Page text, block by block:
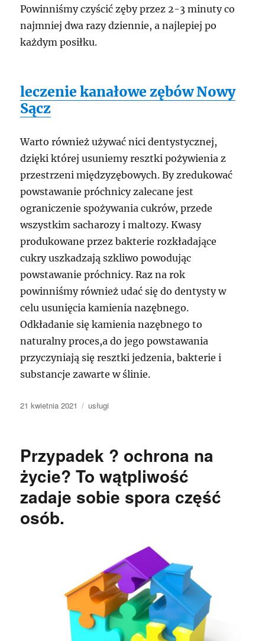
Powinniśmy czyścić zęby przez 2-3 minuty co
najmniej dwa razy dziennie, a najlepiej po
każdym posiłku.
leczenie kanałowe zębów Nowy
Sącz
Warto również używać nici dentystycznej,
dzięki której usuniemy resztki pożywienia z
przestrzeni międzyzębowych. By zredukować
powstawanie próchnicy zalecane jest
ograniczenie spożywania cukrów, przede
wszystkim sacharozy i maltozy. Kwasy
produkowane przez bakterie rozkładające
cukry uszkadzają szkliwo powodując
powstawanie próchnicy. Raz na rok
powinniśmy również udać się do dentysty w
celu usunięcia kamienia nazębnego.
Odkładanie się kamienia nazębnego to
naturalny proces,a do jego powstawania
przyczyniają się resztki jedzenia, bakterie i
substancje zawarte w ślinie.
Data
21 kwietnia 2021 Kategorie
usługi
Przypadek ? ochrona na
życie? To wątpliwość
zadaje sobie spora część
osób.